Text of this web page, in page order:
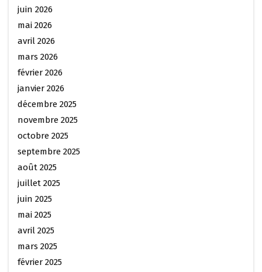
juin 2026
mai 2026
avril 2026
mars 2026
février 2026
janvier 2026
décembre 2025
novembre 2025
octobre 2025
septembre 2025
août 2025
juillet 2025
juin 2025
mai 2025
avril 2025
mars 2025
février 2025